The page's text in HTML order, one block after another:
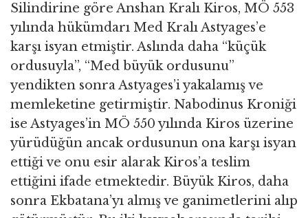
Silindirine göre Anshan Kralı Kiros, MÖ 553
yılında hükümdarı Med Kralı Astyages’e
karşı isyan etmiştir. Aslında daha “küçük
ordusuyla”, “Med büyük ordusunu”
yendikten sonra Astyages’i yakalamış ve
memleketine getirmiştir. Nabodinus Kroniği
ise Astyages’in MÖ 550 yılında Kiros üzerine
yürüdüğün ancak ordusunun ona karşı isyan
ettiği ve onu esir alarak Kiros’a teslim
ettiğini ifade etmektedir. Büyük Kiros, daha
sonra Ekbatana’yı almış ve ganimetlerini alıp